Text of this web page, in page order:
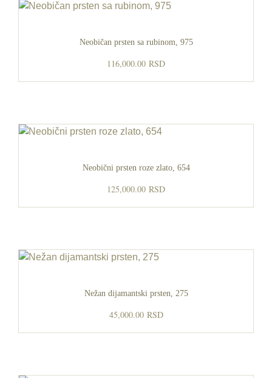
Neobičan prsten sa rubinom, 975
116,000.00 RSD
Neobični prsten roze zlato, 654
125,000.00 RSD
Nežan dijamantski prsten, 275
45,000.00 RSD